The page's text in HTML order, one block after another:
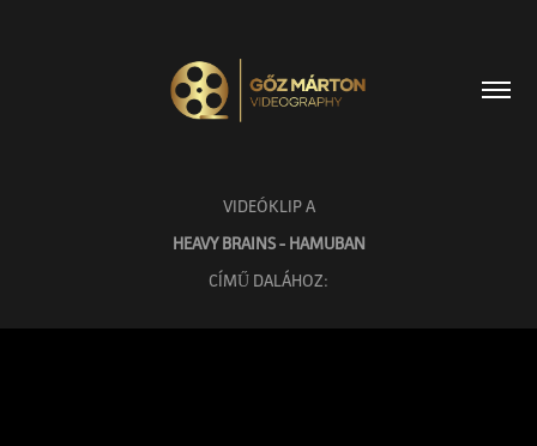
VIDEÓKLIP A
HEAVY BRAINS - HAMUBAN
CÍMŰ DALÁHOZ: